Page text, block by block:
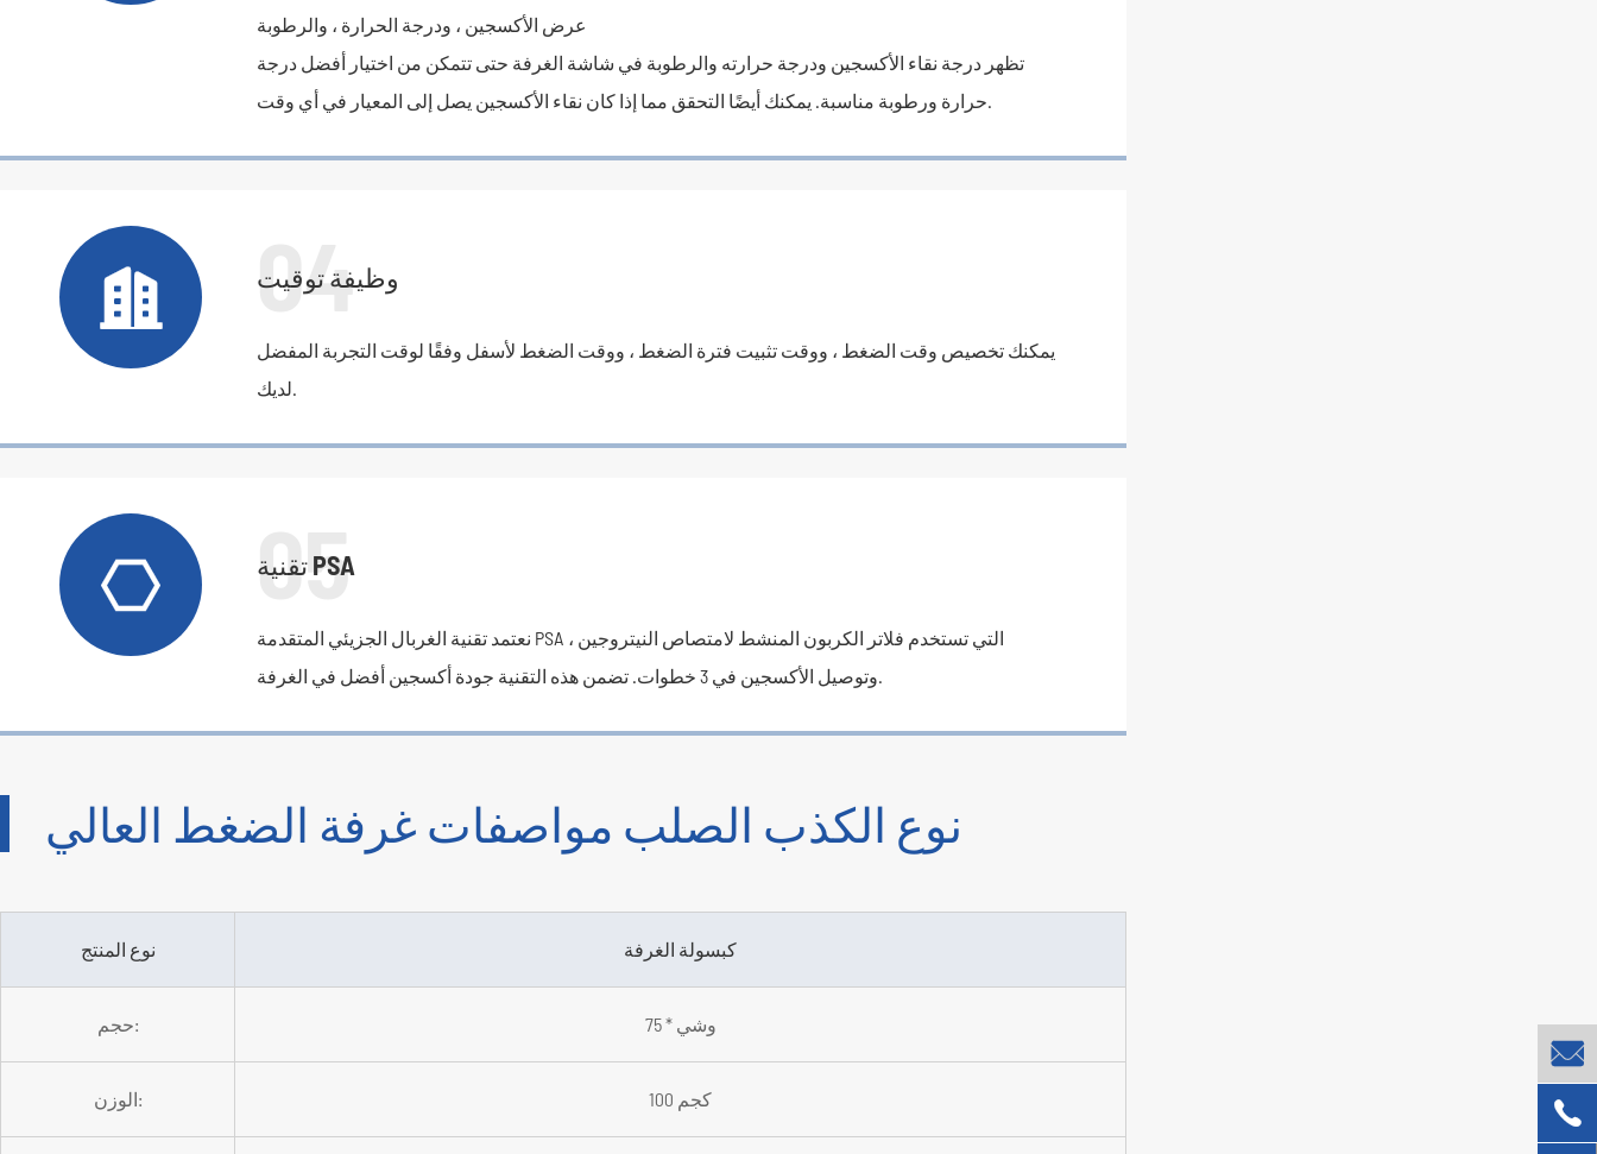
عرض الأكسجين ، ودرجة الحرارة ، والرطوبة
تظهر درجة نقاء الأكسجين ودرجة حرارته والرطوبة في شاشة الغرفة حتى تتمكن من اختيار أفضل درجة
حرارة ورطوبة مناسبة. يمكنك أيضًا التحقق مما إذا كان نقاء الأكسجين يصل إلى المعيار في أي وقت.
 04
وظيفة توقيت
يمكنك تخصيص وقت الضغط ، ووقت تثبيت فترة الضغط ، ووقت الضغط لأسفل وفقًا لوقت التجربة المفضل
لديك.
 05
تقنية PSA
نعتمد تقنية الغربال الجزيئي المتقدمة PSA ، التي تستخدم فلاتر الكربون المنشط لامتصاص النيتروجين
وتوصيل الأكسجين في 3 خطوات. تضمن هذه التقنية جودة أكسجين أفضل في الغرفة.
نوع الكذب الصلب مواصفات غرفة الضغط العالي
نوع المنتج كبسولة الغرفة
حجم: 75 * وشي
الوزن: 100 كجم

